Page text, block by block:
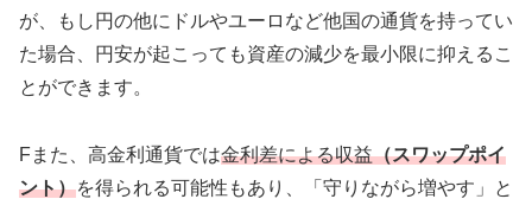
が、もし円の他にドルやユーロなど他国の通貨を持ってい
た場合、円安が起こっても資産の減少を最小限に抑えるこ
とができます。
Fまた、高金利通貨では金利差による収益（スワップポイ
ント）を得られる可能性もあり、「守りながら増やす」と